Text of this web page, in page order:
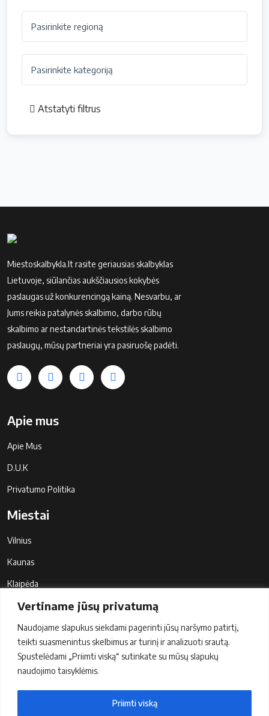
Vertiname jūsų privatumą
Naudojame slapukus siekdami pagerinti jūsų naršymo patirtį,
teikti suasmenintus skelbimus ar turinį ir analizuoti srautą.
Spustelėdami „Priimti viską“ sutinkate su mūsų slapukų
naudojimo taisyklėmis.
Priimti viską
Atstatyti filtrus
Miestoskalbykla.lt rasite geriausias skalbyklas
Lietuvoje, siūlančias aukščiausios kokybės
paslaugas už konkurencingą kainą. Nesvarbu, ar
Jums reikia patalynės skalbimo, darbo rūbų
skalbimo ar nestandartinės tekstilės skalbimo
paslaugų, mūsų partneriai yra pasiruošę padėti.
Apie mus
Apie Mus
D.U.K
Privatumo Politika
Miestai
Vilnius
Kaunas
Klaipėda
Šiauliai
Panevėžys
Palanga
Communication